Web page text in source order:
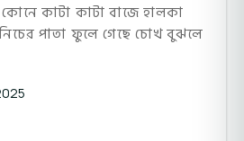
কাটা কাটা বাজে হালকা
পাতা ফুলে গেছে চোখ বুঝলে